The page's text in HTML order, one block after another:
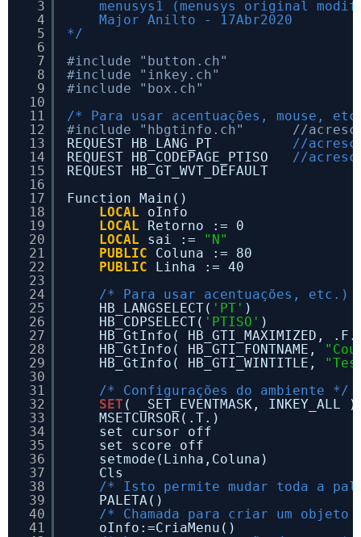
3
4
5
6
7
8
9
10
11
12
13
14
15
16
17
18
19
20
21
22
23
24
25
26
27
28
29
30
31
32
33
34
35
36
37
38
39
40
41
menusys1 (menusys original
Major Anilto - 17Abr2020
*/
#include "button.ch"
#include "inkey.ch"
#include "box.ch"
/* Para usar acentuações, mouse,
#include "hbgtinfo.ch"      //
REQUEST HB_LANG_PT //
REQUEST HB_CODEPAGE_PTISO //
REQUEST HB_GT_WVT_DEFAULT
Function Main()
LOCAL
oInfo
LOCAL
Retorno := 0
LOCAL
sai :=
"N"
PUBLIC
Coluna := 80
PUBLIC
Linha := 40
/* Para usar acentuações, etc.)
HB_LANGSELECT( 'PT' )
HB_CDPSELECT( 'PTISO' )
HB_GtInfo( HB_GTI_MAXIMIZED,
HB_GtInfo( HB_GTI_FONTNAME,
HB_GtInfo( HB_GTI_WINTITLE,
/* Configurações do ambiente */
SET ( _SET_EVENTMASK,
MSETCURSOR(.T.)
set cursor off
set score off
setmode(Linha,Coluna)
Cls
/* Isto permite mudar toda a
PALETA()
/* Chamada para criar um objeto
oInfo:=CriaMenu()